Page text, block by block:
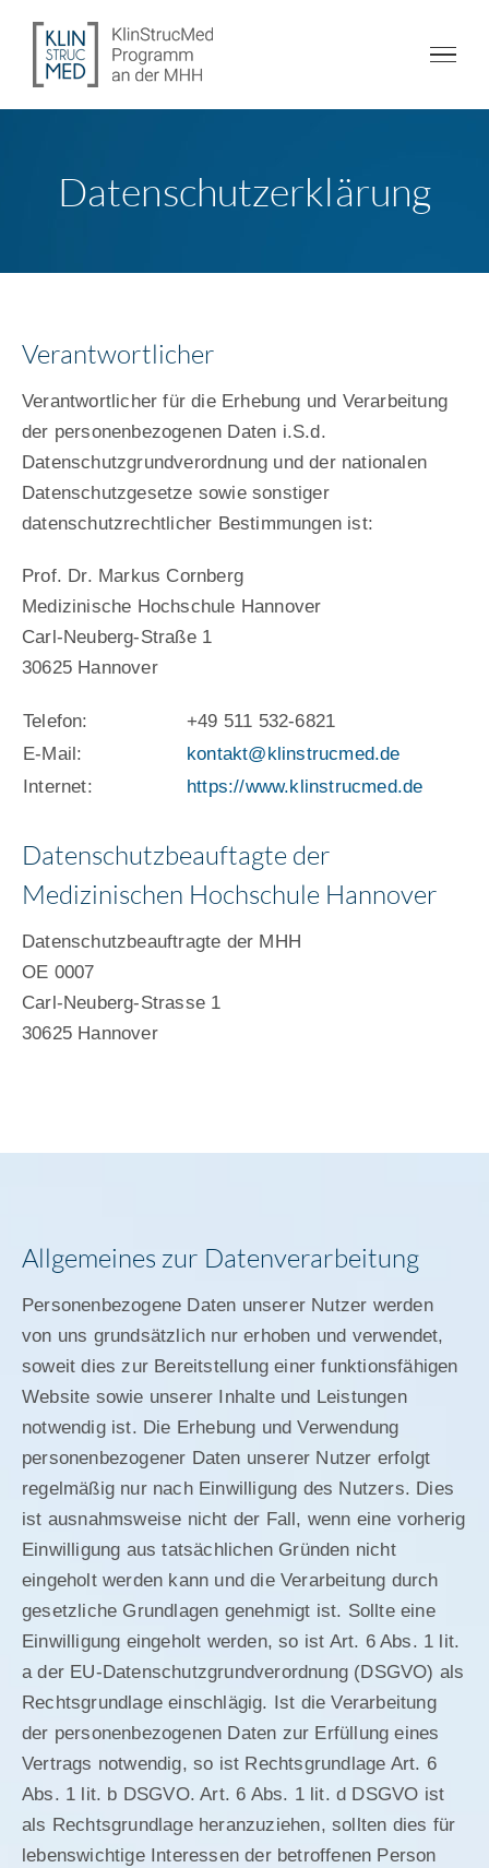
springen
Datenschutzerklärung
Verantwortlicher
Verantwortlicher für die Erhebung und Verarbeitung
der personenbezogenen Daten i.S.d.
Datenschutzgrundverordnung und der nationalen
Datenschutzgesetze sowie sonstiger
datenschutzrechtlicher Bestimmungen ist:
Prof. Dr. Markus Cornberg
Medizinische Hochschule Hannover
Carl-Neuberg-Straße 1
30625 Hannover
Telefon:
+49 511 532-6821
E-Mail:
kontakt@klinstrucmed.de
Internet:
https://www.klinstrucmed.de
Datenschutzbeauftagte der
Medizinischen Hochschule Hannover
Datenschutzbeauftragte der MHH
OE 0007
Carl-Neuberg-Strasse 1
30625 Hannover
Allgemeines zur Datenverarbeitung
Personenbezogene Daten unserer Nutzer werden
von uns grundsätzlich nur erhoben und verwendet,
soweit dies zur Bereitstellung einer funktionsfähigen
Website sowie unserer Inhalte und Leistungen
notwendig ist. Die Erhebung und Verwendung
personenbezogener Daten unserer Nutzer erfolgt
regelmäßig nur nach Einwilligung des Nutzers. Dies
ist ausnahmsweise nicht der Fall, wenn eine vorherig
Einwilligung aus tatsächlichen Gründen nicht
eingeholt werden kann und die Verarbeitung durch
gesetzliche Grundlagen genehmigt ist. Sollte eine
Einwilligung eingeholt werden, so ist Art. 6 Abs. 1 lit.
a der EU-Datenschutzgrundverordnung (DSGVO) als
Rechtsgrundlage einschlägig. Ist die Verarbeitung
der personenbezogenen Daten zur Erfüllung eines
Vertrags notwendig, so ist Rechtsgrundlage Art. 6
Abs. 1 lit. b DSGVO. Art. 6 Abs. 1 lit. d DSGVO ist
als Rechtsgrundlage heranzuziehen, sollten dies für
lebenswichtige Interessen der betroffenen Person